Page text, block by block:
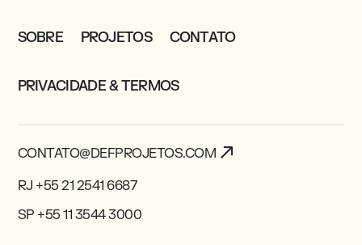
SOBRE PROJETOS CONTATO
PRIVACIDADE & TERMOS
CONTATO@DEFPROJETOS.COM
RJ +55 21 2541 6687
SP +55 11 3544 3000